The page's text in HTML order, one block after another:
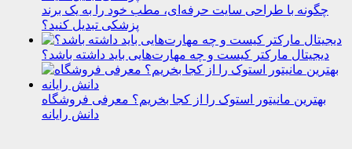
چگونه با طراحی سایت حرفه‌ای، مطب خود را به یک برند
پزشکی تبدیل کنید؟
دیجیتال مارکتر کیست و چه مهارت‌هایی باید داشته باشد؟
بهترین مانیتور استوک را از کجا بخریم؟ معرفی فروشگاه
دانش رایانه